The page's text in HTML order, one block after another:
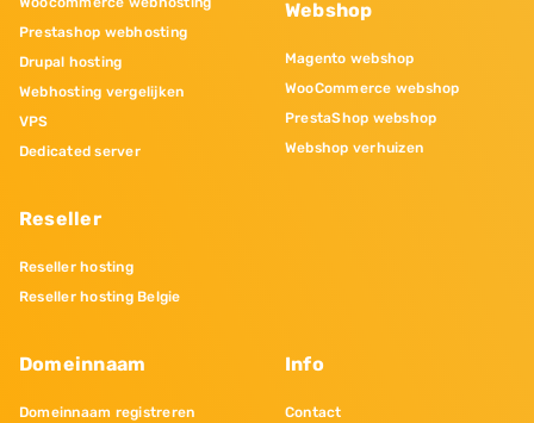
Prestashop webhosting
Drupal hosting
Webhosting vergelijken
VPS
Dedicated server
Reseller
Reseller hosting
Reseller hosting Belgie
Webshop
Magento webshop
WooCommerce webshop
PrestaShop webshop
Webshop verhuizen
Domeinnaam
Domeinnaam registreren
Info
Contact